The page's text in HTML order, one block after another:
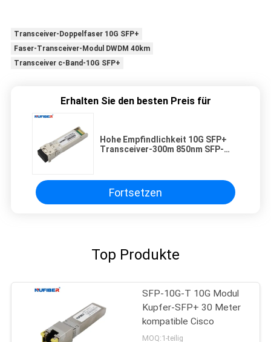
Transceiver-Doppelfaser 10G SFP+
Faser-Transceiver-Modul DWDM 40km
Transceiver c-Band-10G SFP+
Erhalten Sie den besten Preis für
Hohe Empfindlichkeit 10G SFP+
Transceiver-300m 850nm SFP-
Fortsetzen
Top Produkte
SFP-10G-T 10G Modul
Kupfer-SFP+ 30 Meter
kompatible Cisco
MOQ:1-teilig